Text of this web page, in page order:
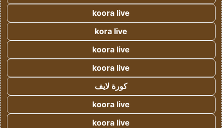
koora live
kora live
koora live
koora live
كورة لايف
koora live
koora live